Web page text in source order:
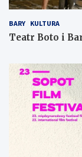
BARY KULTURA
Teatr Boto i